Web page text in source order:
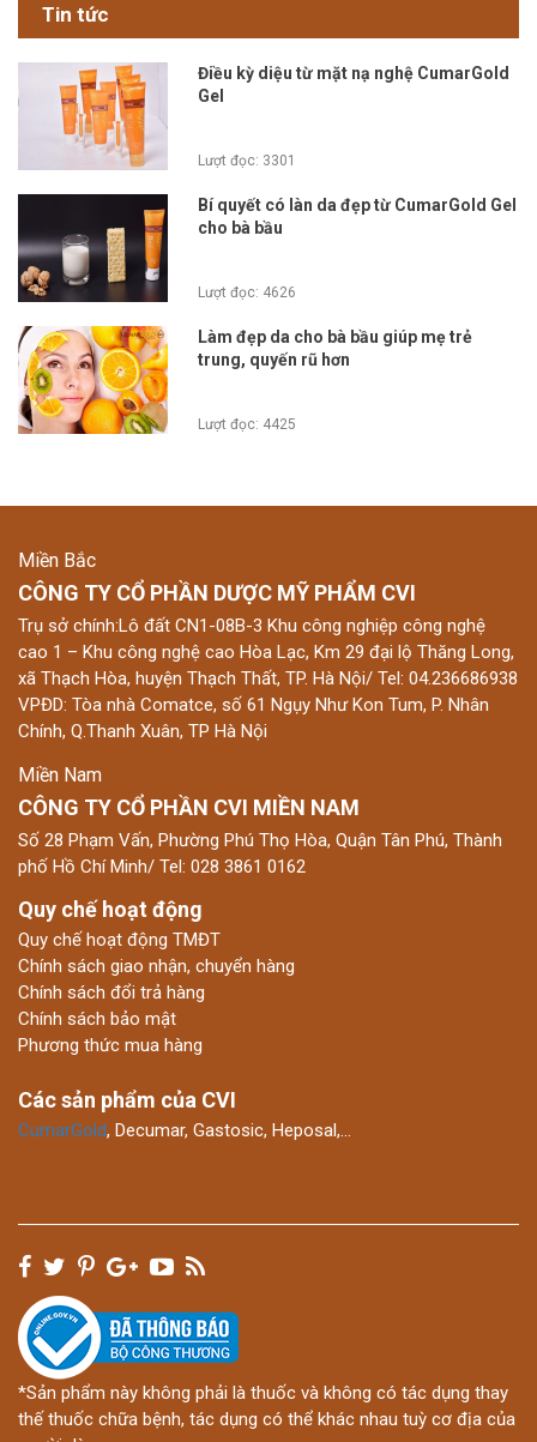
Tin tức
Điều kỳ diệu từ mặt nạ nghệ CumarGold
Gel
Lượt đọc: 3301
Bí quyết có làn da đẹp từ CumarGold Gel
cho bà bầu
Lượt đọc: 4626
Làm đẹp da cho bà bầu giúp mẹ trẻ
trung, quyến rũ hơn
Lượt đọc: 4425
Miền Bắc
CÔNG TY CỔ PHẦN DƯỢC MỸ PHẨM CVI
Trụ sở chính:Lô đất CN1-08B-3 Khu công nghiệp công nghệ
cao 1 – Khu công nghệ cao Hòa Lạc, Km 29 đại lộ Thăng Long,
xã Thạch Hòa, huyện Thạch Thất, TP. Hà Nội/ Tel: 04.236686938
VPĐD: Tòa nhà Comatce, số 61 Ngụy Như Kon Tum, P. Nhân
Chính, Q.Thanh Xuân, TP Hà Nội
Miền Nam
CÔNG TY CỔ PHẦN CVI MIỀN NAM
Số 28 Phạm Vấn, Phường Phú Thọ Hòa, Quận Tân Phú, Thành
phố Hồ Chí Minh/ Tel: 028 3861 0162
Quy chế hoạt động
Quy chế hoạt động TMĐT
Chính sách giao nhận, chuyển hàng
Chính sách đổi trả hàng
Chính sách bảo mật
Phương thức mua hàng
Các sản phẩm của CVI
CumarGold, Decumar, Gastosic, Heposal,…
*Sản phẩm này không phải là thuốc và không có tác dụng thay
thế thuốc chữa bệnh, tác dụng có thể khác nhau tuỳ cơ địa của